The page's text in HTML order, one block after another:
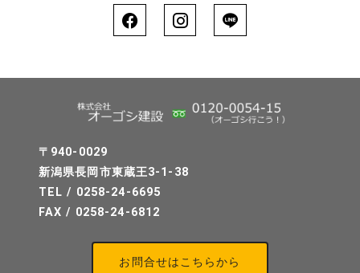
〒940-0029
新潟県長岡市東蔵王3-1-38
TEL / 0258-24-6695
FAX / 0258-24-6812
お問合せはこちらから